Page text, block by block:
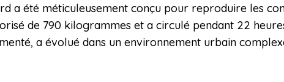
a été méticuleusement conçu pour reproduire les
de 790 kilogrammes et a circulé pendant 22
a évolué dans un environnement urbain